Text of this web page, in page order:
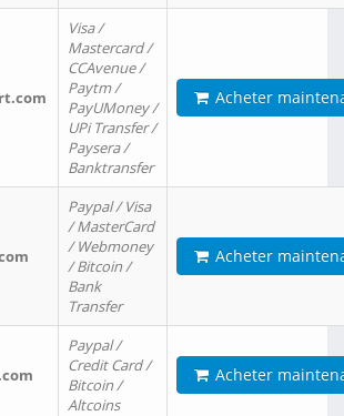
Visa /
Mastercard /
CCAvenue /
Paytm /
PayUMoney /
UPi Transfer /
Paysera /
Banktransfer
Acheter
Paypal / Visa
/ MasterCard
/ Webmoney
/ Bitcoin /
Bank
Transfer
Acheter
Paypal /
Credit Card /
Bitcoin /
Altcoins
Acheter